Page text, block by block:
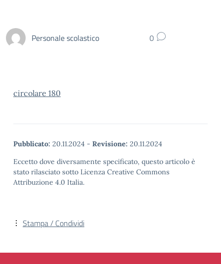
Personale scolastico 0
circolare 180
Pubblicato: 20.11.2024 - Revisione: 20.11.2024
Eccetto dove diversamente specificato, questo articolo è
stato rilasciato sotto Licenza Creative Commons
Attribuzione 4.0 Italia.
Stampa / Condividi